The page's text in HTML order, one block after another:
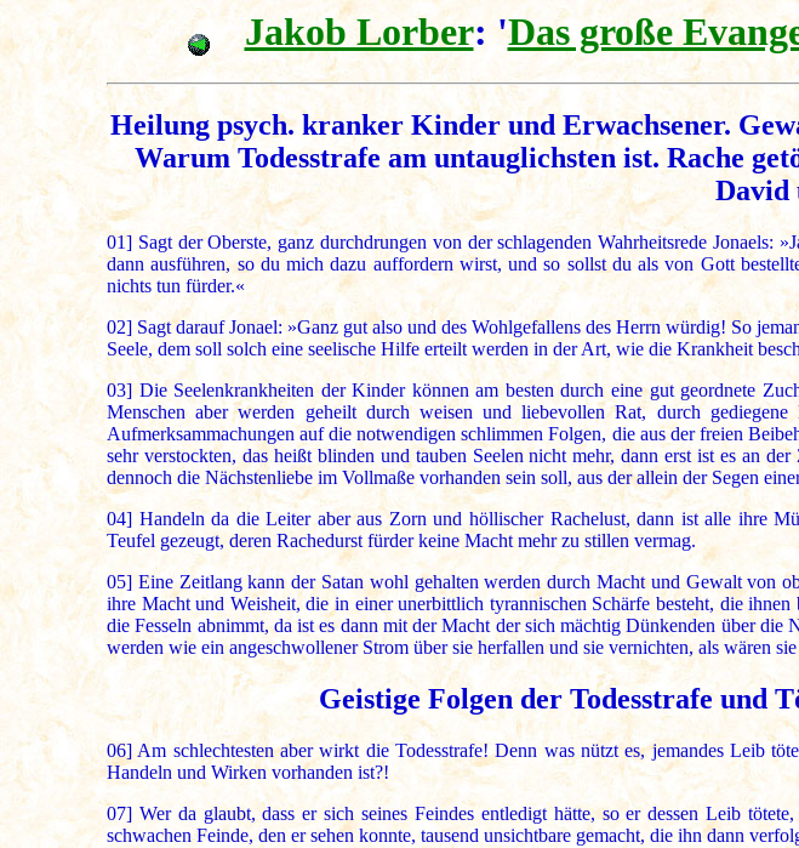
Jakob Lorber: 'Das große
Heilung psych. kranker Kinder und Erwachsener.
Warum Todesstrafe am untauglichsten ist. Rache
David
01] Sagt der Oberste, ganz durchdrungen von der schlagenden Wahrheitsrede
dann ausführen, so du mich dazu auffordern wirst, und so sollst du als von Gott
nichts tun fürder.«
02] Sagt darauf Jonael: »Ganz gut also und des Wohlgefallens des Herrn würdig! So
Seele, dem soll solch eine seelische Hilfe erteilt werden in der Art, wie die Krankheit
03] Die Seelenkrankheiten der Kinder können am besten durch eine gut geordnete
Menschen aber werden geheilt durch weisen und liebevollen Rat, durch
Aufmerksammachungen auf die notwendigen schlimmen Folgen, die aus der freien
sehr verstockten, das heißt blinden und tauben Seelen nicht mehr, dann erst ist es an
dennoch die Nächstenliebe im Vollmaße vorhanden sein soll, aus der allein der Segen
04] Handeln da die Leiter aber aus Zorn und höllischer Rachelust, dann ist alle ihre
Teufel gezeugt, deren Rachedurst fürder keine Macht mehr zu stillen vermag.
05] Eine Zeitlang kann der Satan wohl gehalten werden durch Macht und Gewalt von
ihre Macht und Weisheit, die in einer unerbittlich tyrannischen Schärfe besteht, die
die Fesseln abnimmt, da ist es dann mit der Macht der sich mächtig Dünkenden über
werden wie ein angeschwollener Strom über sie herfallen und sie vernichten, als wären
Geistige Folgen der Todesstrafe und
06]Am schlechtesten aber wirkt die Todesstrafe! Denn was nützt es, jemandes Leib
Handeln und Wirken vorhanden ist?!
07] Wer da glaubt, dass er sich seines Feindes entledigt hätte, so er dessen Leib
schwachen Feinde, den er sehen konnte, tausend unsichtbare gemacht, die ihn dann